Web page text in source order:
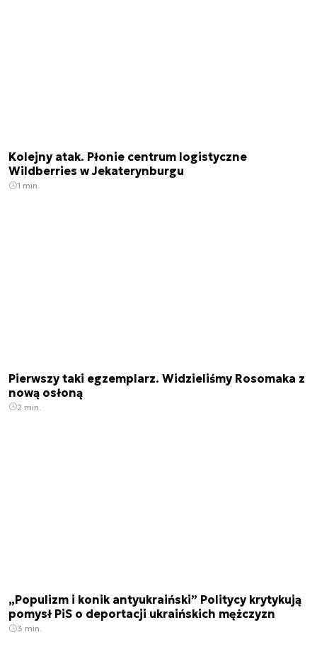
Kolejny atak. Płonie centrum logistyczne
Wildberries w Jekaterynburgu
1 min.
Pierwszy taki egzemplarz. Widzieliśmy Rosomaka z
nową osłoną
2 min.
„Populizm i konik antyukraiński” Politycy krytykują
pomysł PiS o deportacji ukraińskich mężczyzn
3 min.